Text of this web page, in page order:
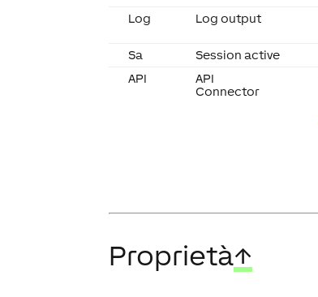
Log
Log output
Sa Session active
API
API
Connector
Proprietà↑